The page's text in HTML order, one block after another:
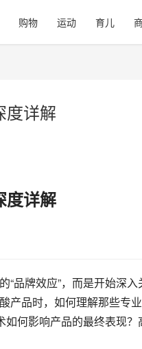
购物 运动 育儿
度详解
度详解
品牌效应”，而是开始深入
产品时，如何理解那些专
何影响产品的最终表现？